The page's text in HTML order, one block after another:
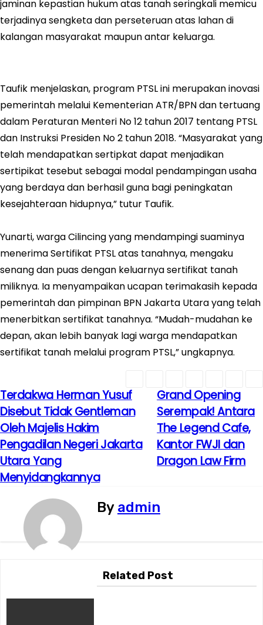
jaminan kepastian hukum atas tanah seringkali memicu
terjadinya sengketa dan perseteruan atas lahan di
kalangan masyarakat maupun antar keluarga.
Taufik menjelaskan, program PTSL ini merupakan inovasi
pemerintah melalui Kementerian ATR/BPN dan tertuang
dalam Peraturan Menteri No 12 tahun 2017 tentang PTSL
dan Instruksi Presiden No 2 tahun 2018. “Masyarakat yang
telah mendapatkan sertipkat dapat menjadikan
sertipikat tesebut sebagai modal pendampingan usaha
yang berdaya dan berhasil guna bagi peningkatan
kesejahteraan hidupnya,” tutur Taufik.
Yunarti, warga Cilincing yang mendampingi suaminya
menerima Sertifikat PTSL atas tanahnya, mengaku
senang dan puas dengan keluarnya sertifikat tanah
miliknya. Ia menyampaikan ucapan terimakasih kepada
pemerintah dan pimpinan BPN Jakarta Utara yang telah
menerbitkan sertifikat tanahnya. “Mudah-mudahan ke
depan, akan lebih banyak lagi warga mendapatkan
sertifikat tanah melalui program PTSL,” ungkapnya.
N
a
v
i
p
Grand Opening
Serempak! Antara
The Legend Cafe,
Kantor FWJI dan
Dragon Law Firm
Terdakwa Herman Yusuf
Disebut Tidak Gentleman
Oleh Majelis Hakim
Pengadilan Negeri Jakarta
Utara Yang
Menyidangkannya
By admin
Related Post